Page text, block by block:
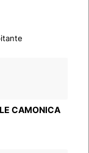
CAMONICA